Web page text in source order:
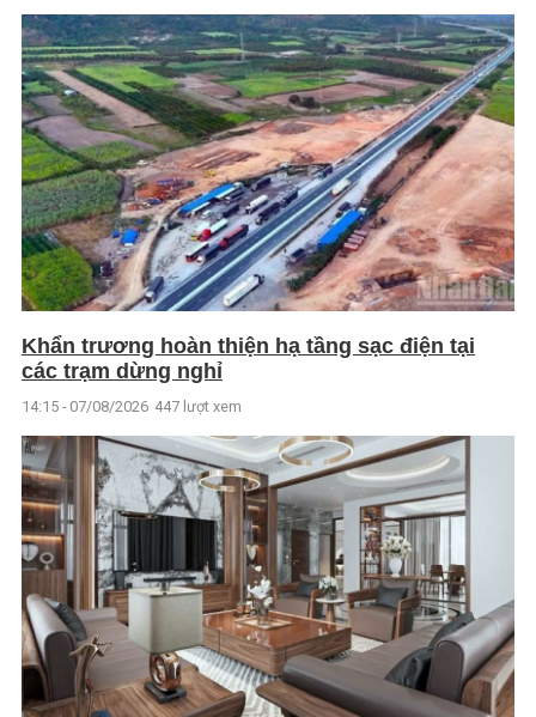
Khẩn trương hoàn thiện hạ tầng sạc điện tại
các trạm dừng nghỉ
14:15 - 07/08/2026 447 lượt xem